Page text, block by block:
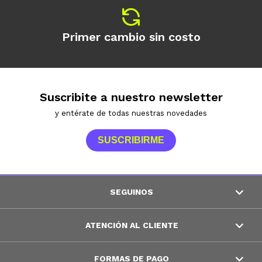
Primer cambio sin costo
Suscribite a nuestro newsletter
y entérate de todas nuestras novedades
SUSCRIBIRME
SEGUINOS
ATENCIÓN AL CLIENTE
FORMAS DE PAGO